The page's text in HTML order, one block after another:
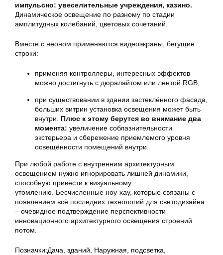
импульсно: увеселительные учреждения, казино.
Динамическое освещение по разному по стадии
амплитудных колебаний, цветовых сочетаний.
Вместе с неоном применяются видеоэкраны, бегущие
строки:
применяя контроллеры, интересных эффектов
можно достигнуть с дюралайтом или лентой RGB;
при существовании в здании застеклённого фасада,
больших витрин установка освещения может быть
внутри. Плюс к этому берутся во внимание два
момента: увеличение соблазнительности
экстерьера и сбережение приемлемого уровня
освещённости помещений внутри.
При любой работе с внутренним архитектурным
освещением нужно игнорировать лишней динамики,
способную привести к визуальному
утомлению. Бесчисленные ноу-хау, которые связаны с
появлением всё последних технологий для светодизайна
– очевидное подтверждение перспективности
инновационного архитектурного освещения строений
потом.
Позначки:Дача зданий Наружная подсветка